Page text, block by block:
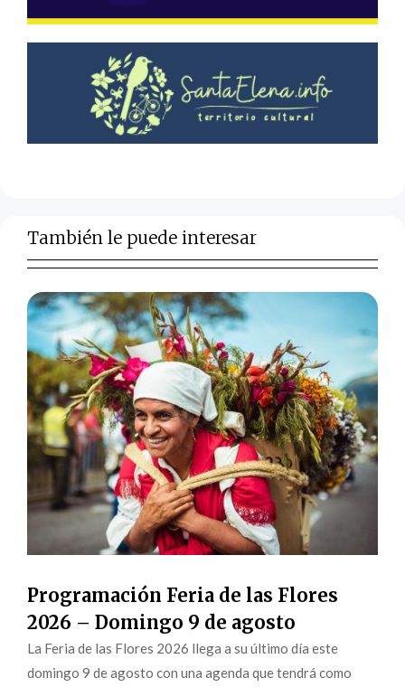
También le puede interesar
Programación Feria de las Flores
2026 – Domingo 9 de agosto
La Feria de las Flores 2026 llega a su último día este
domingo 9 de agosto con una agenda que tendrá como